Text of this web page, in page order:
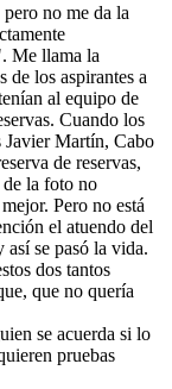
no me da la
Me llama la
de los aspirantes a
al equipo de
Cuando los
Javier Martín, Cabo
de reservas,
de la foto no
Pero no está
el atuendo del
se pasó la vida.
dos tantos
que no quería
se acuerda si lo
pruebas